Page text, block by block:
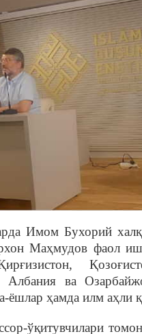
Имом Бухорий
Маҳмудов фаол
Албания ва
ёшлар ҳамда илм аҳли
ўқитувчилари